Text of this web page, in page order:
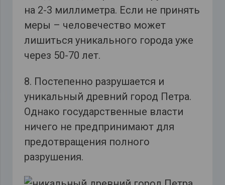
на 2-3 миллиметра. Если не принять
меры – человечество может
лишиться уникального города уже
через 50-70 лет.
8. Постепенно разрушается и
уникальный древний город Петра.
Однако государственные власти
ничего не предпринимают для
предотвращения полного
разрушения.